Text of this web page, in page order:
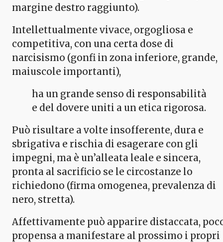
margine destro raggiunto).
Intellettualmente vivace, orgogliosa e
competitiva, con una certa dose di
narcisismo (gonfi in zona inferiore, grande,
maiuscole importanti),
ha un grande senso di responsabilità
e del dovere uniti a un etica rigorosa.
Può risultare a volte insofferente, dura e
sbrigativa e rischia di esagerare con gli
impegni, ma è un’alleata leale e sincera,
pronta al sacrificio se le circostanze lo
richiedono (firma omogenea, prevalenza di
nero, stretta).
Affettivamente può apparire distaccata,
propensa a manifestare al prossimo i propri